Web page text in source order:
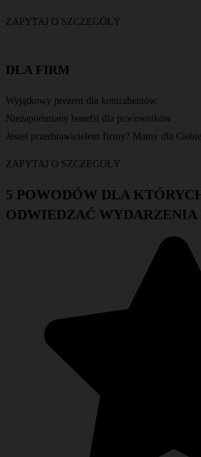
ZAPYTAJ O SZCZEGÓŁY
DLA FIRM
Wyjątkowy prezent dla kontrahentów.
Niezapomniany benefit dla pracowników.
Jesteś przedstawicielem firmy? Mamy dla
ZAPYTAJ O SZCZEGÓŁY
5 POWODÓW DLA
ODWIEDZAĆ